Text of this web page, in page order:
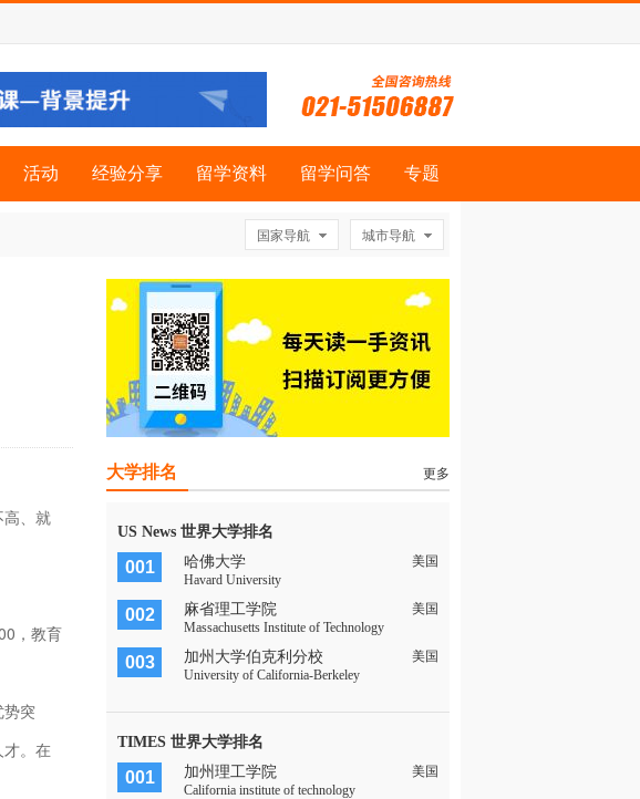
活动 经验分享 留学资料 留学问答 专题
国家导航 城市导航
、就
，教育
势突
才。在
大学排名 更多
US News 世界大学排名
001 哈佛大学
美国
Havard University
002 麻省理工学院
美国
Massachusetts Institute of Technology
003 加州大学伯克利分校
美国
University of California-Berkeley
TIMES 世界大学排名
001 加州理工学院
美国
California institute of technology